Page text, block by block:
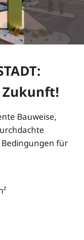
Zukunft!
Bauweise,
für